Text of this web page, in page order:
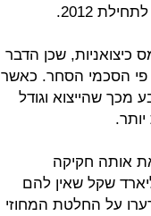
2012.
כיצואניות, שכן הדבר
פי הסכמי הסחר. כאשר
מכך שהייצוא וגודל
אותה חקיקה
שקל שאין להם
על החלטת המחוזי